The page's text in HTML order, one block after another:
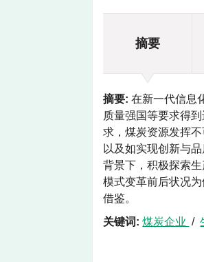
摘要
摘要: 在新一代信息
质量强国等要求得
求，煤炭资源发挥
以及如实现创新与
背景下，积极探索
模式变革前后状况
借鉴。
关键词: 煤炭企业 /